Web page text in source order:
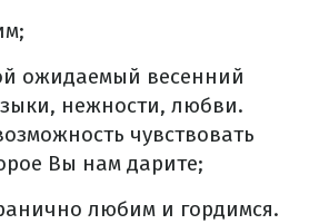
ожидаемый весенний
нежности, любви.
чувствовать
Вы нам дарите;
любим и гордимся.